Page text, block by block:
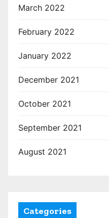
March 2022
February 2022
January 2022
December 2021
October 2021
September 2021
August 2021
Categories